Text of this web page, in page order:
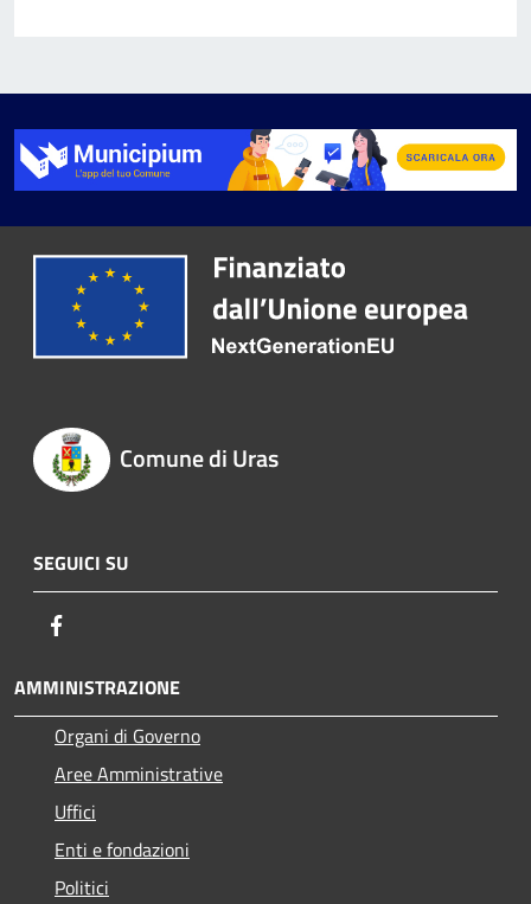
Comune di Uras
SEGUICI SU
AMMINISTRAZIONE
Organi di Governo
Aree Amministrative
Uffici
Enti e fondazioni
Politici